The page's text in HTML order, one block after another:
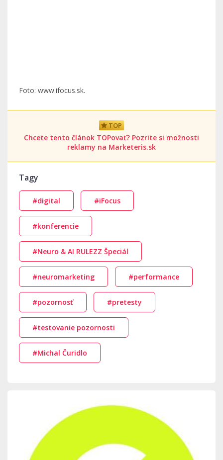
Foto: www.ifocus.sk.
TOP
Chcete tento článok TOPovať? Pozrite si možnosti
reklamy na Marketeris.sk
Tagy
#digital #iFocus
#konferencie
#Neuro & AI RULEZZ Špeciál
#neuromarketing #performance
#pozornosť #pretesty
#testovanie pozornosti
#Michal Čuridlo